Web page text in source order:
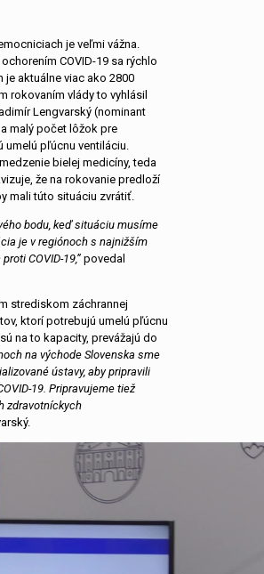
je veľmi vážna.
COVID-19 sa rýchlo
je aktuálne viac ako 2800
rokovaním vlády to vyhlásil
Lengvarský (nominant
malý počet lôžok pre
umelú pľúcnu ventiláciu.
bielej medicíny, teda
že na rokovanie predloží
mali túto situáciu zvrátiť.
bodu, keď situáciu musíme
je v regiónoch s najnižším
COVID-19,” povedal
strediskom záchrannej
ktorí potrebujú umelú pľúcnu
na to kapacity, prevážajú do
na východe Slovenska sme
ústavy, aby pripravili
19. Pripravujeme tiež
zdravotníckych